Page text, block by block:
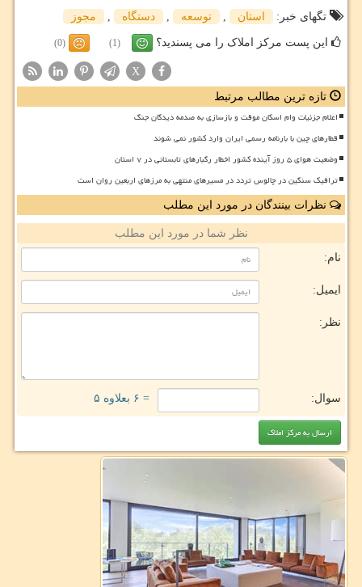
تگهای خبر:
استان توسعه دستگاه مجوز
این پست مرکز املاک را می پسندید؟ (1)
(0)
X
تازه ترین مطالب مرتبط
اعلام جزئیات وام اسکان موقت و بازسازی به صدمه دیدگان جنگ
قطارهای چین با بارنامه رسمی ایران وارد کشور نمی شوند
وضعیت هوای ۵ روز آینده کشور اخطار رگبارهای تابستانی در ۷ استان
ترافیک سنگین در چالوس تردد در مسیرهای منتهی به مرزهای اربعین روان است
نظرات بینندگان در مورد این مطلب
نظر شما در مورد این مطلب
نام:
ایمیل:
نظر:
سوال: = ۶ بعلاوه ۵